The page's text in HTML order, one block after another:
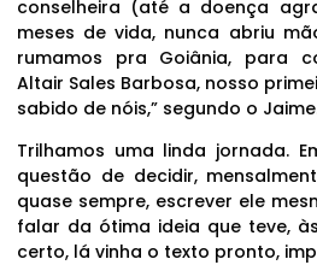
conselheira (até a doença
meses de vida, nunca abriu
rumamos pra Goiânia, para
Altair Sales Barbosa, nosso
sabido de nóis,” segundo o
Trilhamos uma linda jornada.
questão de decidir,
quase sempre, escrever ele
falar da ótima ideia que teve,
certo, lá vinha o texto pronto,